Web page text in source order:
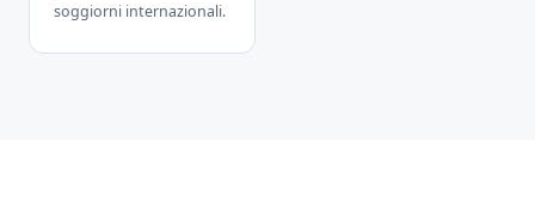
soggiorni internazionali.